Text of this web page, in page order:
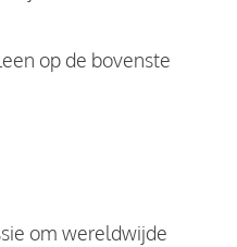
op de bovenste
om wereldwijde